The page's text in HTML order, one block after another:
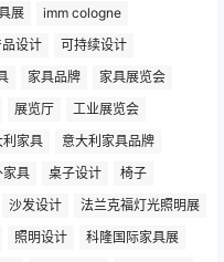
展
imm cologne
品设计
可持续设计
家具品牌
家具展览会
展览厅
工业展览会
利家具
意大利家具品牌
家具 桌子设计
椅子
沙发设计
法兰克福灯光照明展
照明设计
科隆国际家具展